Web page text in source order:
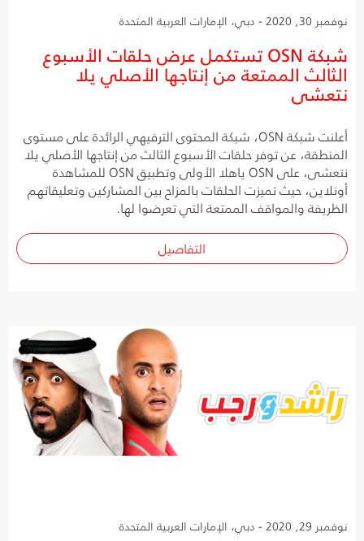
نوفمبر 30, 2020 - دبي، الإمارات العربية المتحدة
شبكة OSN تستكمل عرض حلقات الأسبوع
الثالث الممتعة من إنتاجها الأصلي يلا
نتعشى
أعلنت شبكة OSN، شبكة المحتوى الترفيهي الرائدة على مستوى
المنطقة، عن توفر حلقات الأسبوع الثالث من إنتاجها الأصلي يلا
نتعشى، على OSN ياهلا الأولى وتطبيق OSN للمشاهدة
أونلاين، حيث تميزت الحلقات بالمزاح بين المشاركين وتعليقاتهم
الظريفة والمواقف الممتعة التي تعرضوا لها.
التفاصيل
نوفمبر 29, 2020 - دبي، الإمارات العربية المتحدة